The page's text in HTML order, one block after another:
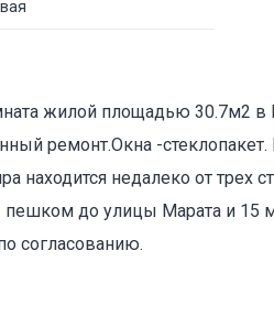
жилой площадью 30.7м2
ремонт.Окна -
находится недалеко от трех
пешком до улицы Марата и 15
согласованию.